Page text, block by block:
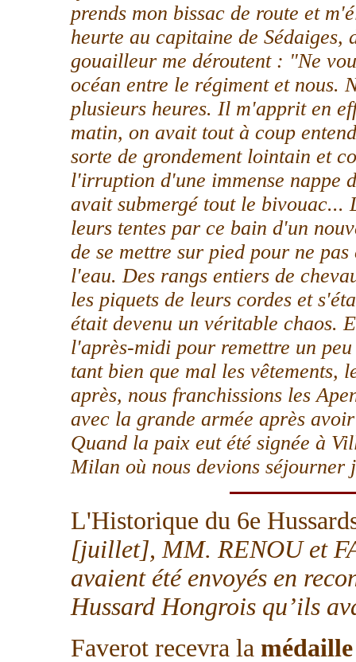
prends mon bissac de route et
heurte au capitaine de
gouailleur me déroutent : "Ne
océan entre le régiment et nous.
plusieurs heures. Il m'apprit en
matin, on avait tout à coup
sorte de grondement lointain et
l'irruption d'une immense nappe
avait submergé tout le bivouac...
leurs tentes par ce bain d'un
de se mettre sur pied pour ne
l'eau. Des rangs entiers de
les piquets de leurs cordes et
était devenu un véritable chaos.
l'après-midi pour remettre un
tant bien que mal les vêtements,
après, nous franchissions les
avec la grande armée après
Quand la paix eut été signée à
Milan où nous devions
L'Historique du 6e
[juillet], MM. RENOU et
avaient été envoyés en
Hussard Hongrois qu’ils
Faverot recevra la